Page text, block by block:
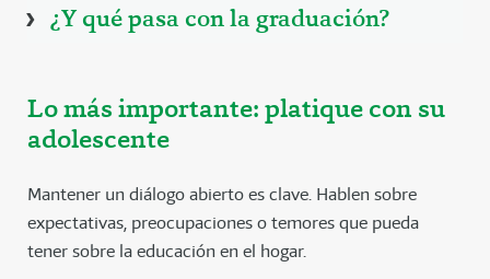
¿Y qué pasa con la graduación?
Lo más importante: platique con su
adolescente
Mantener un diálogo abierto es clave. Hablen sobre
expectativas, preocupaciones o temores que pueda
tener sobre la educación en el hogar.